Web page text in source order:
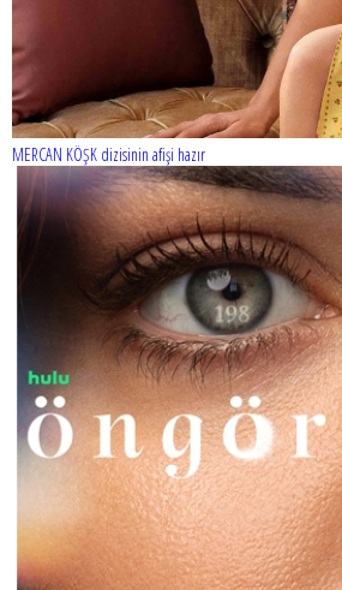
MERCAN KÖŞK dizisinin afişi hazır